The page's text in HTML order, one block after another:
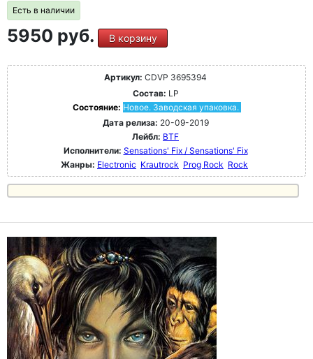
Есть в наличии
5950 руб. В корзину
Артикул: CDVP 3695394
Состав: LP
Состояние: Новое. Заводская упаковка.
Дата релиза: 20-09-2019
Лейбл: BTF
Исполнители: Sensations' Fix / Sensations' Fix
Жанры: Electronic Krautrock Prog Rock Rock